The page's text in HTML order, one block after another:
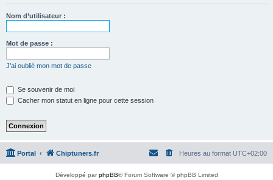
Nom d’utilisateur :
Mot de passe :
J’ai oublié mon mot de passe
Se souvenir de moi
Cacher mon statut en ligne pour cette session
Portal Chiptuners.fr Heures au format UTC+02:00
Développé parphpBB® Forum Software © phpBB Limited